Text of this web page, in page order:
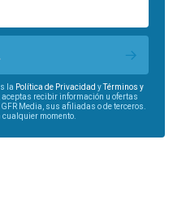
la Política de Privacidad y
Términos y
aceptas recibir información u ofertas
Media, sus afiliadas o de terceros.
cualquier momento.